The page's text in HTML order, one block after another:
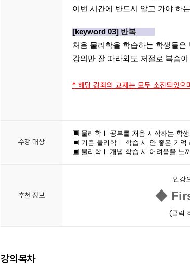
이번 시간에 반드시 알고 가야 하
[keyword 03] 반복
처음 물리학을 학습하는 학생들은
강의만 잘 따라와도 저절로 복습
* 해당 강좌의 교재는 모두 소진되었으
수강 대상
▣ 물리학Ⅰ 공부를 처음 시작하는 학생
▣ 기존 물리학Ⅰ 학습 시 안 좋은 기억
▣ 물리학Ⅰ 개념 학습 시 어려움을 느
추천 정보
인강
◆
(클릭
강의목차